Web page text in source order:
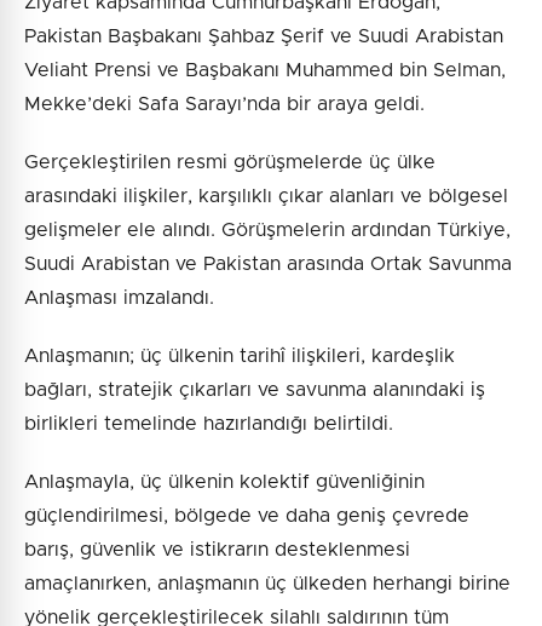
Pakistan Başbakanı Şahbaz Şerif ve Suudi Arabistan
Veliaht Prensi ve Başbakanı Muhammed bin Selman,
Mekke’deki Safa Sarayı’nda bir araya geldi.
Gerçekleştirilen resmi görüşmelerde üç ülke
arasındaki ilişkiler, karşılıklı çıkar alanları ve bölgesel
gelişmeler ele alındı. Görüşmelerin ardından Türkiye,
Suudi Arabistan ve Pakistan arasında Ortak Savunma
Anlaşması imzalandı.
Anlaşmanın; üç ülkenin tarihî ilişkileri, kardeşlik
bağları, stratejik çıkarları ve savunma alanındaki iş
birlikleri temelinde hazırlandığı belirtildi.
Anlaşmayla, üç ülkenin kolektif güvenliğinin
güçlendirilmesi, bölgede ve daha geniş çevrede
barış, güvenlik ve istikrarın desteklenmesi
amaçlanırken, anlaşmanın üç ülkeden herhangi birine
yönelik gerçekleştirilecek silahlı saldırının tüm